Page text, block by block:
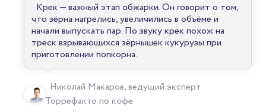
Крек — важный этап обжарки. Он говорит о том,
что зёрна нагрелись, увеличились в объёме и
начали выпускать пар. По звуку крек похож на
треск взрывающихся зёрнышек кукурузы при
приготовлении попкорна.
Николай Макаров, ведущий эксперт
Торрефакто по кофе